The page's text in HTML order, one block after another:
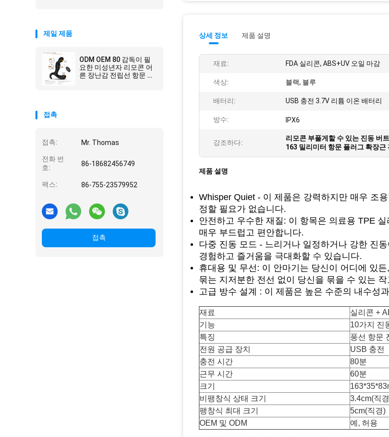
제일 제품
ODM OEM 80 감독이 필
요한 미성년자 리모콘 어
른 장난감 전립선 항문 진
접촉
접촉: Mr. Thomas
전화 번
호:
86-18682456749
팩스: 86-755-23579952
접촉
상세 정보 제품 설명
재료: FDA 실리콘, ABS+UV 오일 마감
색상: 블랙, 블루
배터리: USB 충전 3.7V 리튬 이온 배터리
방수: IPX6
강조하다:
리모콘 부풀게할 수 있는 진동 버
163 밀리미터 항문 플러그 확장근
제품 설명
Whisper Quiet - 이 제품은 강력하지만 매우 조
정할 필요가 없습니다.
안전하고 우수한 재질: 이 항목은 의료용 TPE
매우 부드럽고 편안합니다.
다중 진동 모드 - 느리거나 일정하거나 강한 진
경험하고 즐거움을 극대화할 수 있습니다.
휴대용 및 무선: 이 안마기는 당신이 어디에 있
묶는 지저분한 전선 없이 당신을 묶을 수 있는
고급 방수 설계 : 이 제품은 높은 수준의 내수성
재료
실리콘 +
기능
10가지 진
특징
풍선 항문
전원 공급 장치
USB 충전
충전 시간
80분
근무 시간
60분
크기
비팽창식 상태 크기
3.4cm(직
팽창식 최대 크기
5cm(직경)
OEM 및 ODM
예, 허용